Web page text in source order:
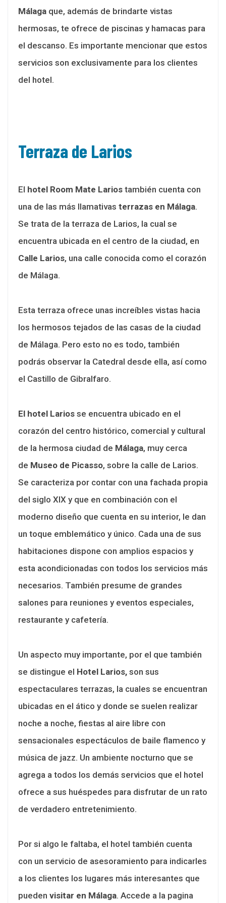
Málaga que, además de brindarte vistas
hermosas, te ofrece de piscinas y hamacas para
el descanso. Es importante mencionar que estos
servicios son exclusivamente para los clientes
del hotel.
Terraza de Larios
El hotel Room Mate Larios también cuenta con
una de las más llamativas terrazas en Málaga.
Se trata de la terraza de Larios, la cual se
encuentra ubicada en el centro de la ciudad, en
Calle Larios, una calle conocida como el corazón
de Málaga.
Esta terraza ofrece unas increíbles vistas hacia
los hermosos tejados de las casas de la ciudad
de Málaga. Pero esto no es todo, también
podrás observar la Catedral desde ella, así como
el Castillo de Gibralfaro.
El hotel Larios se encuentra ubicado en el
corazón del centro histórico, comercial y cultural
de la hermosa ciudad de Málaga, muy cerca
de Museo de Picasso, sobre la calle de Larios.
Se caracteriza por contar con una fachada propia
del siglo XIX y que en combinación con el
moderno diseño que cuenta en su interior, le dan
un toque emblemático y único. Cada una de sus
habitaciones dispone con amplios espacios y
esta acondicionadas con todos los servicios más
necesarios. También presume de grandes
salones para reuniones y eventos especiales,
restaurante y cafetería.
Un aspecto muy importante, por el que también
se distingue el Hotel Larios, son sus
espectaculares terrazas, la cuales se encuentran
ubicadas en el ático y donde se suelen realizar
noche a noche, fiestas al aire libre con
sensacionales espectáculos de baile flamenco y
música de jazz. Un ambiente nocturno que se
agrega a todos los demás servicios que el hotel
ofrece a sus huéspedes para disfrutar de un rato
de verdadero entretenimiento.
Por si algo le faltaba, el hotel también cuenta
con un servicio de asesoramiento para indicarles
a los clientes los lugares más interesantes que
pueden visitar en Málaga. Accede a la pagina